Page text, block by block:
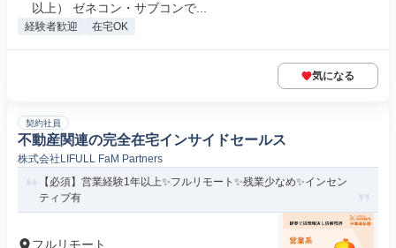
以上） ゼネコン・サブコンで...
経験者歓迎 在宅OK
気になる
契約社員
不動産関連の完全在宅インサイドセールス
株式会社LIFULL FaM Partners
【必須】営業経験1年以上✨フルリモート✨残業少なめ✨インセン
ティブ有
フルリモート